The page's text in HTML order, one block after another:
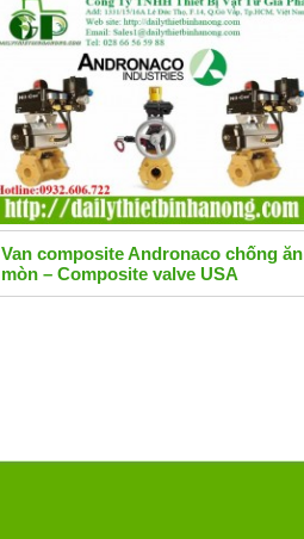
Van composite Andronaco chống ăn
mòn – Composite valve USA